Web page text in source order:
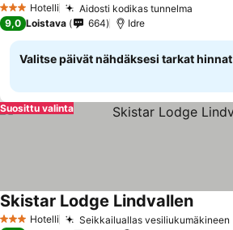
3 Tähtiluokitus
Hotelli Aidosti kodikas tunnelma
9,0 Loistava 664 Idre
Valitse päivät nähdäksesi tarkat hinnat
Suosittu valinta
3 Tähtiluokitus
Hotelli Seikkailuallas vesiliukumäkineen
Skistar Lodge Lindvallen